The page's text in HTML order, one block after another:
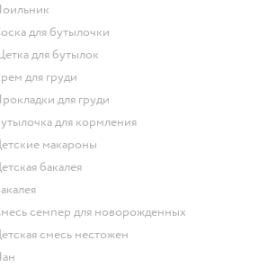
поильник
соска для бутылочки
щетка для бутылок
крем для груди
прокладки для груди
бутылочка для кормления
детские макароны
детская бакалея
бакалея
смесь семпер для новорожденных
детская смесь нестожен
нан